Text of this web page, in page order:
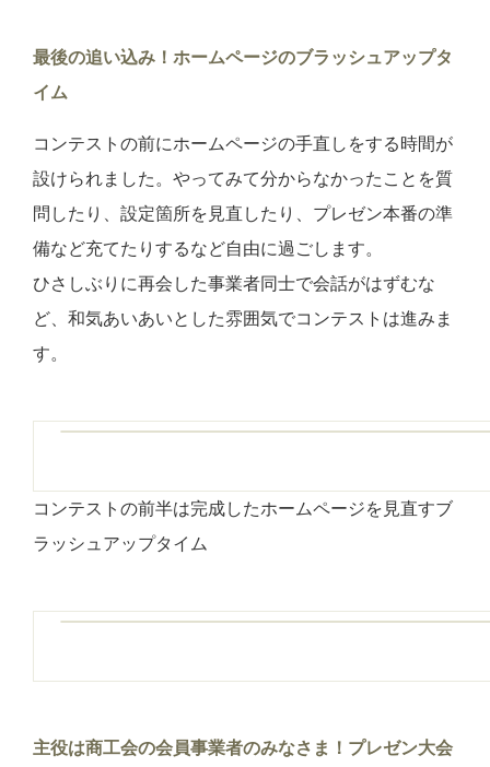
最後の追い込み！ホームページのブラッシュアップタ
イム
コンテストの前にホームページの手直しをする時間が
設けられました。やってみて分からなかったことを質
問したり、設定箇所を見直したり、プレゼン本番の準
備など充てたりするなど自由に過ごします。
ひさしぶりに再会した事業者同士で会話がはずむな
ど、和気あいあいとした雰囲気でコンテストは進みま
す。
コンテストの前半は完成したホームページを見直すブ
ラッシュアップタイム
主役は商工会の会員事業者のみなさま！プレゼン大会